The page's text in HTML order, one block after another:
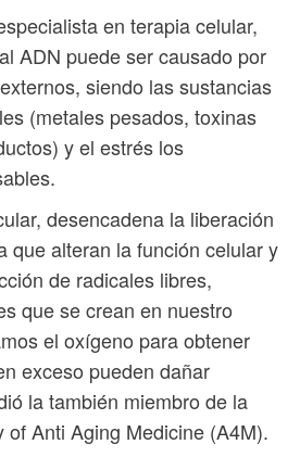
en terapia celular,
ADN puede ser causado por
siendo las sustancias
(metales pesados, toxinas
y el estrés los
desencadena la liberación
que alteran la función celular y
de radicales libres,
que se crean en nuestro
el oxígeno para obtener
exceso pueden dañar
la también miembro de la
of Anti Aging Medicine (A4M).